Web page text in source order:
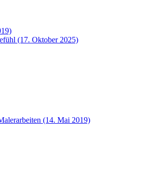
(17. Oktober 2025)
(14. Mai 2019)